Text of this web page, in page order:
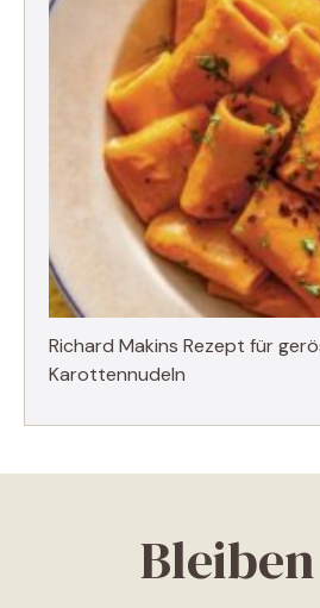
Richard Makins Rezept für
Karottennudeln